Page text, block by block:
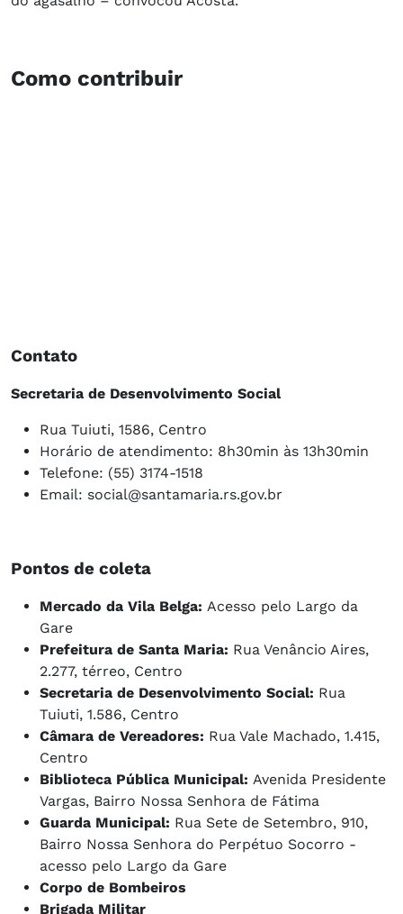
Como contribuir
Contato
Secretaria de Desenvolvimento Social
Rua Tuiuti, 1586, Centro
Horário de atendimento: 8h30min às 13h30min
Telefone: (55) 3174-1518
Email: social@santamaria.rs.gov.br
Pontos de coleta
Mercado da Vila Belga: Acesso pelo Largo da
Gare
Prefeitura de Santa Maria: Rua Venâncio Aires,
2.277, térreo, Centro
Secretaria de Desenvolvimento Social: Rua
Tuiuti, 1.586, Centro
Câmara de Vereadores: Rua Vale Machado, 1.415,
Centro
Biblioteca Pública Municipal: Avenida Presidente
Vargas, Bairro Nossa Senhora de Fátima
Guarda Municipal: Rua Sete de Setembro, 910,
Bairro Nossa Senhora do Perpétuo Socorro -
acesso pelo Largo da Gare
Corpo de Bombeiros
Brigada Militar